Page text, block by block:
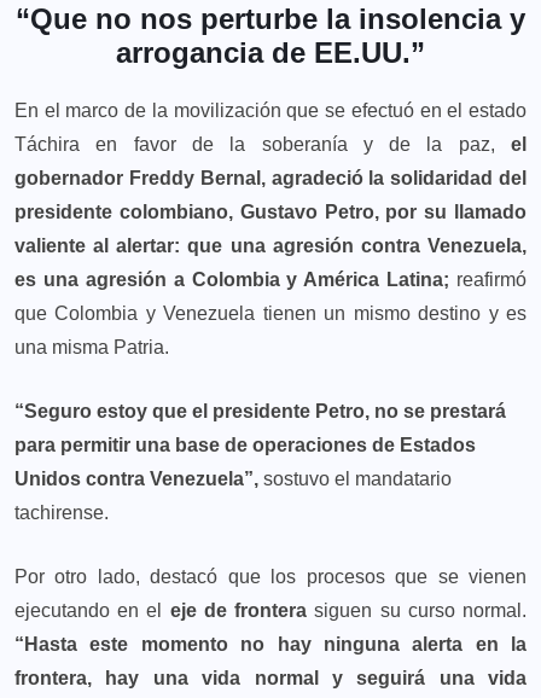
“Que no nos perturbe la insolencia y
arrogancia de EE.UU.”
En el marco de la movilización que se efectuó en el estado
Táchira en favor de la soberanía y de la paz, el
gobernador Freddy Bernal, agradeció la solidaridad del
presidente colombiano, Gustavo Petro, por su llamado
valiente al alertar: que una agresión contra Venezuela,
es una agresión a Colombia y América Latina; reafirmó
que Colombia y Venezuela tienen un mismo destino y es
una misma Patria.
“Seguro estoy que el presidente Petro, no se prestará
para permitir una base de operaciones de Estados
Unidos contra Venezuela”, sostuvo el mandatario
tachirense.
Por otro lado, destacó que los procesos que se vienen
ejecutando en el eje de frontera siguen su curso normal.
“Hasta este momento no hay ninguna alerta en la
frontera, hay una vida normal y seguirá una vida